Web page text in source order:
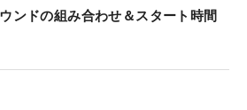
菱電機レディス」でプレーオフ
したね。2位はもういいです
見せながら話していた。だから
ンドの組み合わせ＆スタート時間